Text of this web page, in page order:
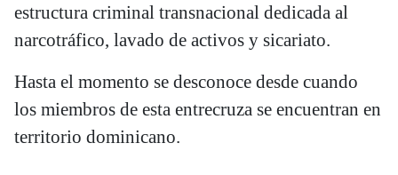
estructura criminal transnacional dedicada al
narcotráfico, lavado de activos y sicariato.
Hasta el momento se desconoce desde cuando
los miembros de esta entrecruza se encuentran en
territorio dominicano.